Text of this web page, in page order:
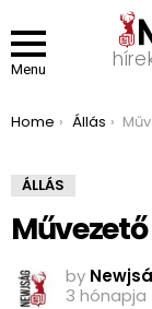
Menu
You are here:
Home Állás
ÁLLÁS
by
3 hónapja